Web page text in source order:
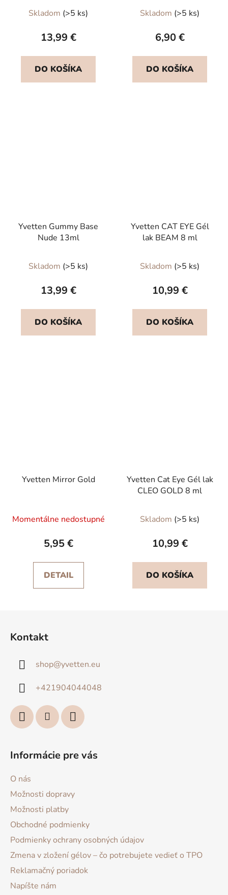
Skladom (>5 ks)
13,99 €
DO KOŠÍKA
Skladom (>5 ks)
6,90 €
DO KOŠÍKA
Yvetten Gummy Base
Nude 13ml
hodnotenie
produktu
5,0
z
Skladom (>5 ks)
13,99 €
DO KOŠÍKA
Yvetten CAT EYE Gél
lak BEAM 8 ml
Skladom (>5 ks)
10,99 €
DO KOŠÍKA
Yvetten Mirror Gold
Momentálne nedostupné
5,95 €
DETAIL
Yvetten Cat Eye Gél lak
CLEO GOLD 8 ml
Skladom (>5 ks)
10,99 €
DO KOŠÍKA
Kontakt
shop@yvetten.eu
+421904044048
Informácie pre vás
O nás
Možnosti dopravy
Možnosti platby
Obchodné podmienky
Podmienky ochrany osobných údajov
Zmena v zložení gélov – čo potrebujete vedieť o TPO
Reklamačný poriadok
Napíšte nám